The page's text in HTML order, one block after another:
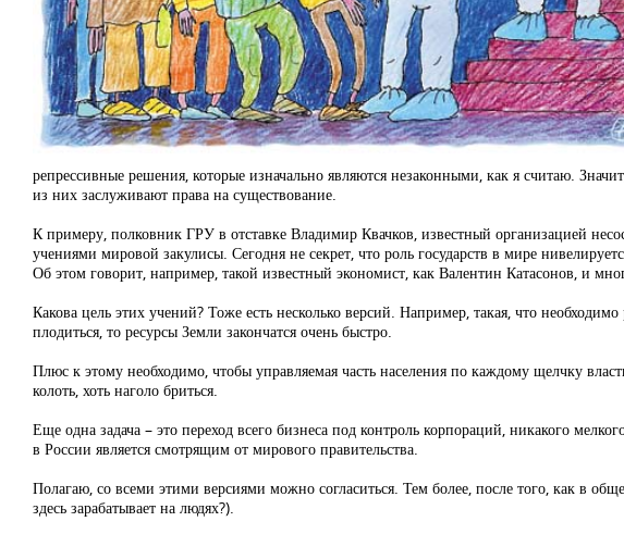
репрессивные решения, которые изначально являются незаконными, как я считаю.
из них заслуживают права на существование.
К примеру, полковник ГРУ в отставке Владимир Квачков, известный организацией
учениями мировой закулисы. Сегодня не секрет, что роль государств в мире
Об этом говорит, например, такой известный экономист, как Валентин Катасонов, и
Какова цель этих учений? Тоже есть несколько версий. Например, такая, что
плодиться, то ресурсы Земли закончатся очень быстро.
Плюс к этому необходимо, чтобы управляемая часть населения по каждому щелчку
колоть, хоть наголо бриться.
Еще одна задача – это переход всего бизнеса под контроль корпораций, никакого
в России является смотрящим от мирового правительства.
Полагаю, со всеми этими версиями можно согласиться. Тем более, после того, как в
здесь зарабатывает на людях?).